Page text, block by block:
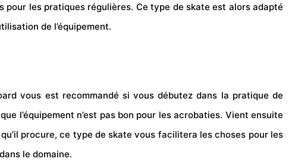
les pratiques régulières. Ce type de skate est alors adapté
de l’équipement.
vous est recommandé si vous débutez dans la pratique de
l’équipement n’est pas bon pour les acrobaties. Vient ensuite
procure, ce type de skate vous facilitera les choses pour les
le domaine.